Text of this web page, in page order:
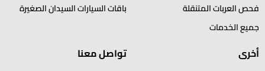
فحص العربات المتنقلة
جميع الخدمات
باقات السيارات السيدان الصغيرة
أخرى تواصل معنا